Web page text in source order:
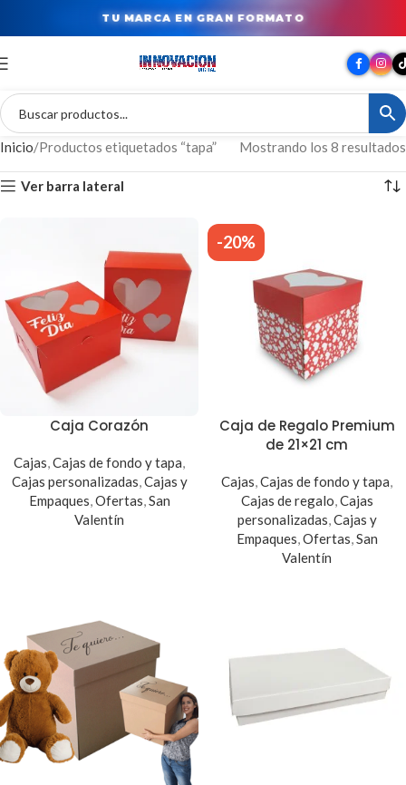
TU MARCA EN GRAN FORMATO
Inicio Productos etiquetados “tapa” Mostrando los 8 resultados
Ver barra lateral
Caja Corazón
Cajas,Cajas de fondo y tapa,
Cajas personalizadas,Cajas y
Empaques,Ofertas,San
Valentín
-20%
Caja de Regalo Premium
de 21×21 cm
Cajas,Cajas de fondo y tapa,
Cajas de regalo,Cajas
personalizadas,Cajas y
Empaques,Ofertas,San
Valentín